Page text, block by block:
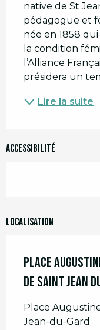
native de St
pédagogue et
née en 1858
la condition
l’Alliance
présidera un
Lire la suite
Accessibilité
Localisation
Place
de Saint Jean
Place
Jean-du-Gard